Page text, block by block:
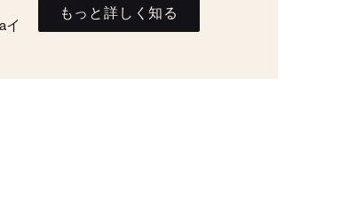
イ
もっと詳しく知る